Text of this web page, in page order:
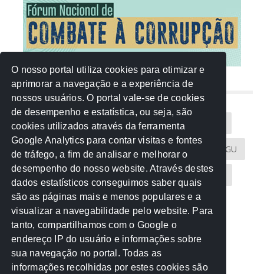
NUVEM DE TAGS
Acontece na Rede AGU AMM
Atricon Audicom CAU-MT CGU
CREA-MT Eventos MPC-MT MPE-MT
MPF Notícias PF PGE-MT PGR
Receita Federal Sem categoria
TCE-MT TCU TRE
O nosso portal utiliza cookies para otimizar e
aprimorar a navegação e a experiência de
nossos usuários. O portal vale-se de cookies
de desempenho e estatística, ou seja, são
cookies utilizados através da ferramenta
Google Analytics para contar visitas e fontes
de tráfego, a fim de analisar e melhorar o
desempenho do nosso website. Através destes
dados estatísticos conseguimos saber quais
são as páginas mais e menos populares e a
visualizar a navegabilidade pelo website. Para
tanto, compartilhamos com o Google o
endereço IP do usuário e informações sobre
sua navegação no portal. Todas as
informações recolhidas por estes cookies são